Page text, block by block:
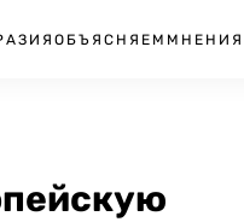
ОБЪЯСНЯЕМ МНЕНИЯ